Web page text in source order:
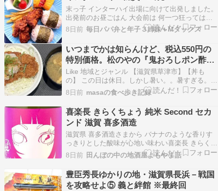
とするならば斬新勝…
末っ子 インターハイ出場に向けて出発しました。
出発前のお昼ごはん 大会前は 何一つ狂っては行
けない彼女に 梅干しごはん炊いて たまご焼き フ
ライドポテト からあげ ソーセージンの お決まり
のお弁当メニューと同等のプレートを準備しまし
た。 全国の舞台に立つ事が出来る出場権獲得ま…
8日前 毎日パパ弁と年子３姉妹＋Mダックス
いつまでかは知らんけど、税込550円の
特別価格。松のやの『鬼おろしポン酢ロ
ースかつ丼』
Like 地域とジャンル 【滋賀県草津市】【丼も
の】 この日は休日。しかし暑い。。暑すぎる。前
日はいつもの半分くらいの距離で納めたもののウ
ォーキングに出ましたが、この日は暑すぎて出る
気が起きませんでした。 しかし他の所用 […]
8日前 masaの食べ歩き記録
喜楽長 きらくちょう 純米 Second セカ
ンド 滋賀 喜多酒造
滋賀県 喜多酒造さまから バナナのような香りす
っきりとした酸味が心地い味わい喜楽長 きらくち
ょう 純米 Second セカンド 1.8L 720ml 再入荷い
たしました！ 「Second」ということで、2つの挑
戦を詰め込んだ限定酒です。新しく開発された滋
賀県オリジナルの酵母、そ…
8日前 田んぼの中の地酒屋よもやま話
豊臣秀長ゆかりの地・滋賀県長浜－戦国
を攻略せよ⑤ 義と絆館 ※最終回